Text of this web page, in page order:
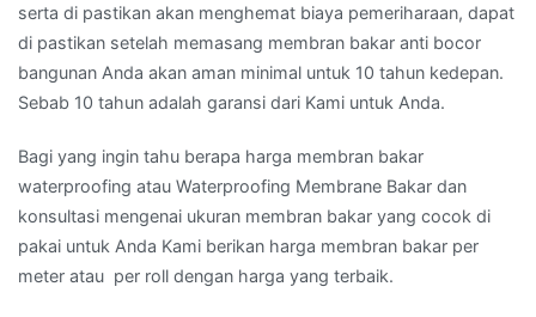
serta di pastikan akan menghemat biaya pemeriharaan, dapat
di pastikan setelah memasang membran bakar anti bocor
bangunan Anda akan aman minimal untuk 10 tahun kedepan.
Sebab 10 tahun adalah garansi dari Kami untuk Anda.
Bagi yang ingin tahu berapa harga membran bakar
waterproofing atau Waterproofing Membrane Bakar dan
konsultasi mengenai ukuran membran bakar yang cocok di
pakai untuk Anda Kami berikan harga membran bakar per
meter atau per roll dengan harga yang terbaik.